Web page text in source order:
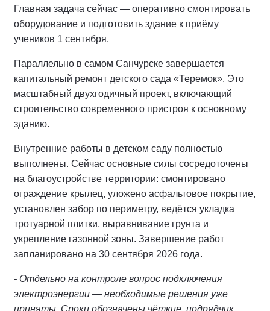
Главная задача сейчас — оперативно смонтировать
оборудование и подготовить здание к приёму
учеников 1 сентября.
Параллельно в самом Санчурске завершается
капитальный ремонт детского сада «Теремок». Это
масштабный двухгодичный проект, включающий
строительство современного пристроя к основному
зданию.
Внутренние работы в детском саду полностью
выполнены. Сейчас основные силы сосредоточены
на благоустройстве территории: смонтировано
ограждение крылец, уложено асфальтовое покрытие,
установлен забор по периметру, ведётся укладка
тротуарной плитки, выравнивание грунта и
укрепление газонной зоны. Завершение работ
запланировано на 30 сентября 2026 года.
- Отдельно на контроле вопрос подключения
электроэнергии — необходимые решения уже